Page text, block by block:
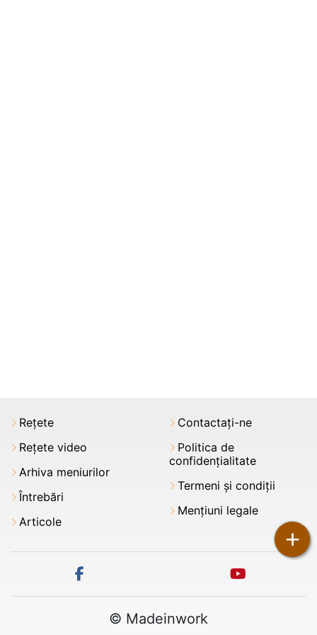
+
Rețete
Rețete video
Arhiva meniurilor
Întrebări
Articole
Contactați-ne
Politica de
confidențialitate
Termeni şi condiții
Mențiuni legale
facebook youtube
© Madeinwork